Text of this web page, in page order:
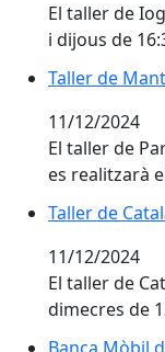
El taller de
i dijous de
Taller de
Taller de
11/12/2024
El taller de
es realitzarà
Taller de
Taller de
11/12/2024
El taller de
dimecres de
Banca Mòbil